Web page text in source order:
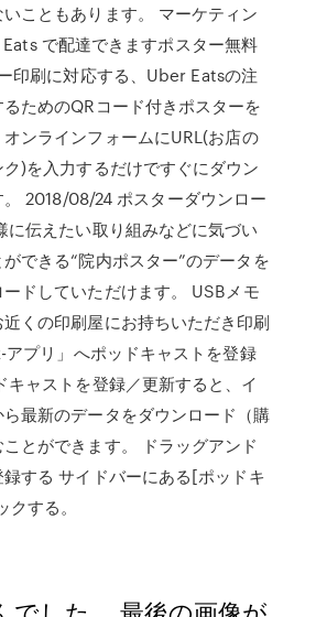
こともあります。 マーケティン
で配達できますポスター無料
印刷に対応する、Uber Eatsの注
ためのQRコード付きポスターを
ンラインフォームにURL(お店の
)を入力するだけですぐにダウン
2018/08/24 ポスターダウンロー
に伝えたい取り組みなどに気づい
できる“院内ポスター”のデータを
ドしていただけます。 USBメモ
くの印刷屋にお持ちいただき印刷
アプリ」へポッドキャストを登録
キャストを登録／更新すると、イ
最新のデータをダウンロード（購
とができます。 ドラッグアンド
録する サイドバーにある[ポッドキ
する。